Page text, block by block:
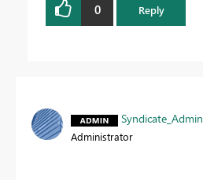
0 Reply
Syndicate_Admin
Administrator